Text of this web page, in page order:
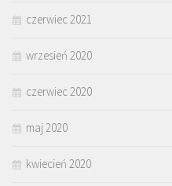
czerwiec 2021
wrzesień 2020
czerwiec 2020
maj 2020
kwiecień 2020